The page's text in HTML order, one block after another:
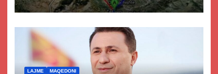
Tetovës nis punimet për
LAJME MAQEDONI